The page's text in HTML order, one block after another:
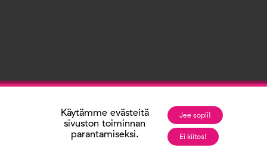
Käytämme evästeitä
sivuston toiminnan
parantamiseksi.
Jee sopii!
Ei kiitos!